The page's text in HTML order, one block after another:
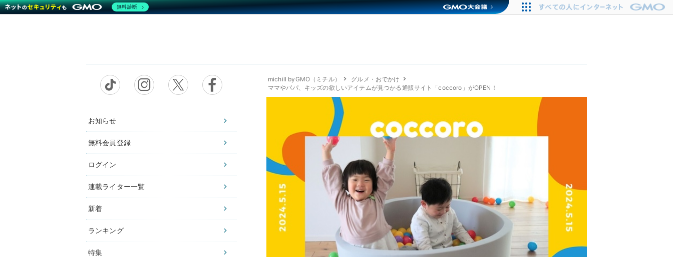
お知らせ
無料会員登録
ログイン
連載ライター一覧
新着
ランキング
特集
michill byGMO（ミチル）
グルメ・おでかけ
ママやパパ、キッズの欲しいアイテムが見つかる通販サイト「coccoro」がOPEN！
無料診断